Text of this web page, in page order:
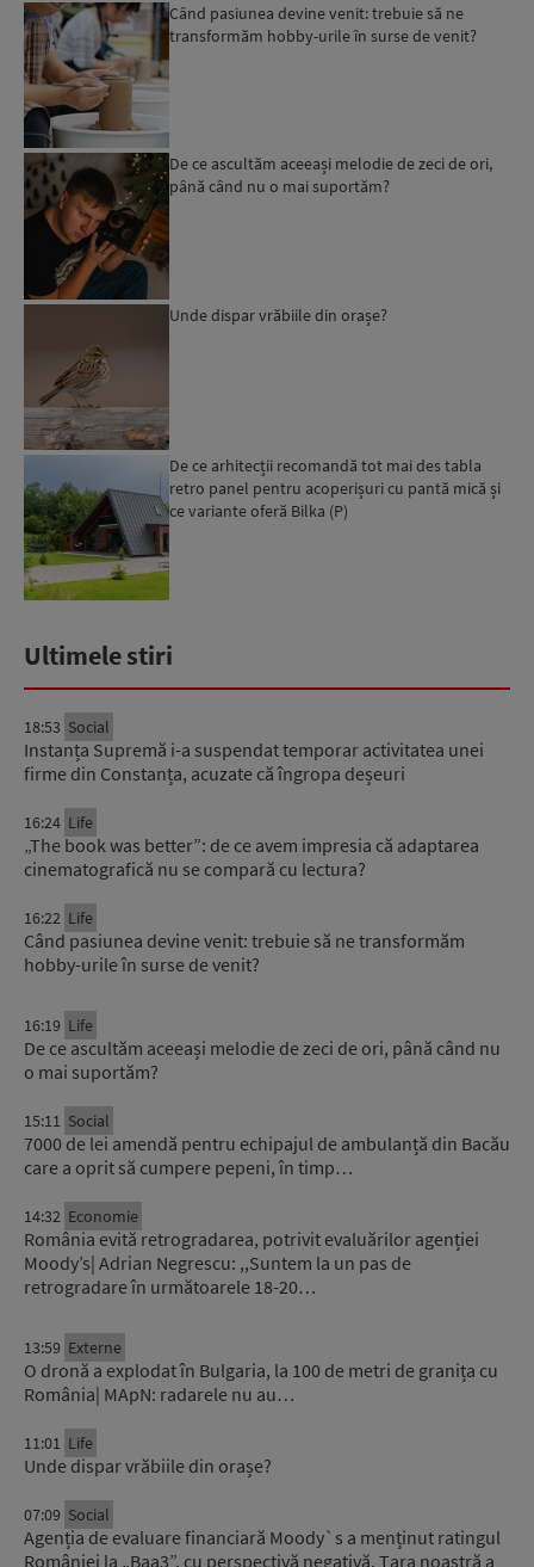
Când pasiunea devine venit: trebuie să ne
transformăm hobby-urile în surse de venit?
De ce ascultăm aceeași melodie de zeci de ori,
până când nu o mai suportăm?
Unde dispar vrăbiile din orașe?
De ce arhitecții recomandă tot mai des tabla
retro panel pentru acoperișuri cu pantă mică și
ce variante oferă Bilka (P)
Ultimele stiri
18:53 Social
Instanța Supremă i-a suspendat temporar activitatea unei
firme din Constanța, acuzate că îngropa deșeuri
16:24 Life
„The book was better”: de ce avem impresia că adaptarea
cinematografică nu se compară cu lectura?
16:22 Life
Când pasiunea devine venit: trebuie să ne transformăm
hobby-urile în surse de venit?
16:19 Life
De ce ascultăm aceeași melodie de zeci de ori, până când nu
o mai suportăm?
15:11 Social
7000 de lei amendă pentru echipajul de ambulanță din Bacău
care a oprit să cumpere pepeni, în timp…
14:32 Economie
România evită retrogradarea, potrivit evaluărilor agenției
Moody’s| Adrian Negrescu: ,,Suntem la un pas de
retrogradare în următoarele 18-20…
13:59 Externe
O dronă a explodat în Bulgaria, la 100 de metri de granița cu
România| MApN: radarele nu au…
11:01 Life
Unde dispar vrăbiile din orașe?
07:09 Social
Agenția de evaluare financiară Moody`s a menținut ratingul
României la „Baa3”, cu perspectivă negativă. Țara noastră a